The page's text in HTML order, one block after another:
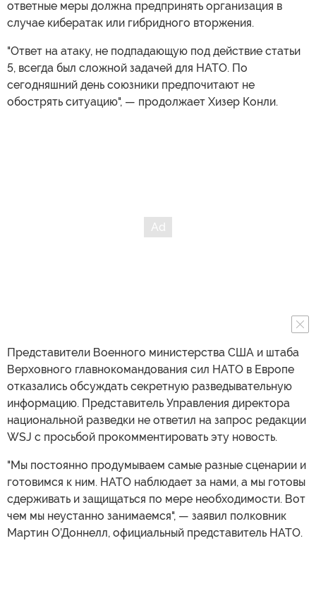
ответные меры должна предпринять организация в
случае кибератак или гибридного вторжения.
"Ответ на атаку, не подпадающую под действие статьи
5, всегда был сложной задачей для НАТО. По
сегодняшний день союзники предпочитают не
обострять ситуацию", — продолжает Хизер Конли.
Представители Военного министерства США и штаба
Верховного главнокомандования сил НАТО в Европе
отказались обсуждать секретную разведывательную
информацию. Представитель Управления директора
национальной разведки не ответил на запрос редакции
WSJ с просьбой прокомментировать эту новость.
"Мы постоянно продумываем самые разные сценарии и
готовимся к ним. НАТО наблюдает за нами, а мы готовы
сдерживать и защищаться по мере необходимости. Вот
чем мы неустанно занимаемся", — заявил полковник
Мартин О’Доннелл, официальный представитель НАТО.